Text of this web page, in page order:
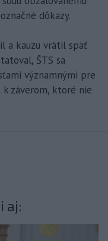
dôkazy.
a kauzu vrátil späť
ŠTS sa
významnými pre
záverom, ktoré nie
aj: